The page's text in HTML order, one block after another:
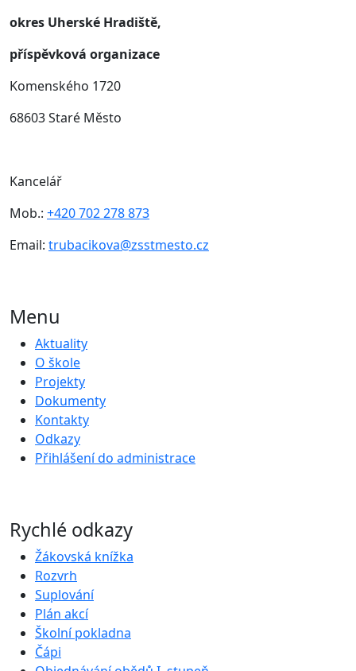
okres Uherské Hradiště,
příspěvková organizace
Komenského 1720
68603 Staré Město
Kancelář
Mob.: +420 702 278 873
Email: trubacikova@zsstmesto.cz
Menu
Aktuality
O škole
Projekty
Dokumenty
Kontakty
Odkazy
Přihlášení do administrace
Rychlé odkazy
Žákovská knížka
Rozvrh
Suplování
Plán akcí
Školní pokladna
Čápi